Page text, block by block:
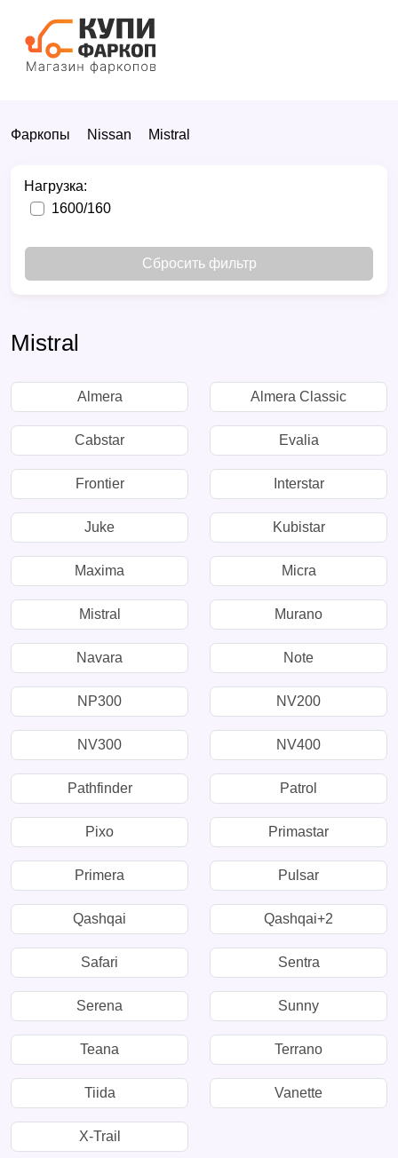
Фаркопы Nissan Mistral
Нагрузка:
1600/160
Сбросить фильтр
Mistral
Almera Almera Classic
Cabstar Evalia
Frontier Interstar
Juke Kubistar
Maxima Micra
Mistral Murano
Navara Note
NP300 NV200
NV300 NV400
Pathfinder Patrol
Pixo Primastar
Primera Pulsar
Qashqai Qashqai+2
Safari Sentra
Serena Sunny
Teana Terrano
Tiida Vanette
X-Trail